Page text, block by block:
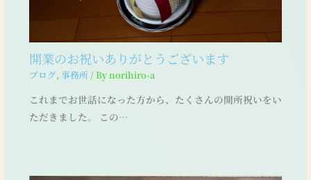
開業のお祝いありがとうございます
ブログ, 事務所 / Bynorihiro-a
これまでお世話になった方から、たくさんの開所祝いをい
ただきました。 この…